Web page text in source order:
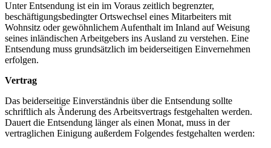
Unter Entsendung ist ein im Voraus zeitlich begrenzter,
beschäftigungsbedingter Ortswechsel eines Mitarbeiters mit
Wohnsitz oder gewöhnlichem Aufenthalt im Inland auf Weisung
seines inländischen Arbeitgebers ins Ausland zu verstehen. Eine
Entsendung muss grundsätzlich im beiderseitigen Einvernehmen
erfolgen.
Vertrag
Das beiderseitige Einverständnis über die Entsendung sollte
schriftlich als Änderung des Arbeitsvertrags festgehalten werden.
Dauert die Entsendung länger als einen Monat, muss in der
vertraglichen Einigung außerdem Folgendes festgehalten werden: